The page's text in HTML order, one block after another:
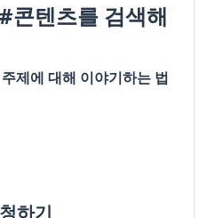
콘텐츠를 검색해
제에 대해 이야기하는 법
하기